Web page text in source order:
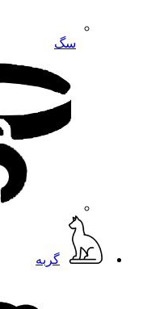
سگ
گربه